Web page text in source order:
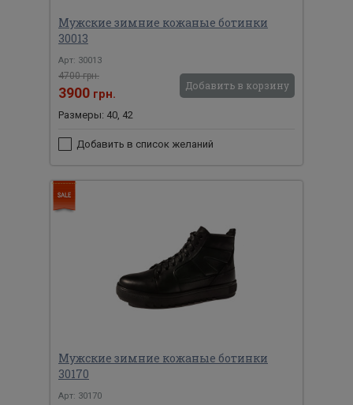
Мужские зимние кожаные ботинки
30013
Арт: 30013
4700 грн.
3900 грн.
Добавить в корзину
Размеры: 40, 42
Добавить в список желаний
Мужские зимние кожаные ботинки
30170
Арт: 30170